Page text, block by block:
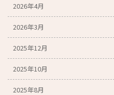
2026年4月
2026年3月
2025年12月
2025年10月
2025年8月